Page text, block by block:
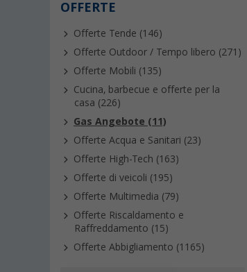
OFFERTE
Offerte Tende (146)
Offerte Outdoor / Tempo libero (271)
Offerte Mobili (135)
Cucina, barbecue e offerte per la
casa (226)
Gas Angebote (11)
Offerte Acqua e Sanitari (23)
Offerte High-Tech (163)
Offerte di veicoli (195)
Offerte Multimedia (79)
Offerte Riscaldamento e
Raffreddamento (15)
Offerte Abbigliamento (1165)